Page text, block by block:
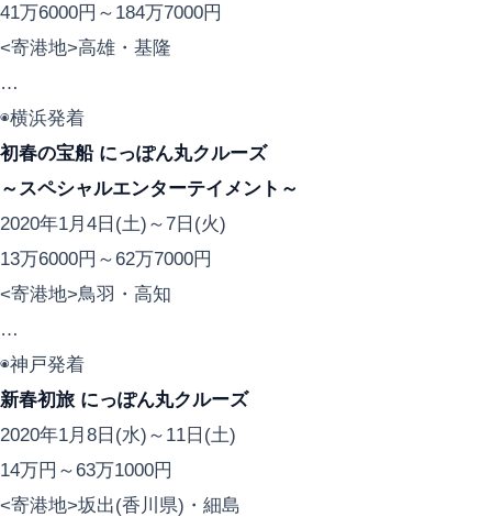
41万6000円～184万7000円
<寄港地>高雄・基隆
…
◉横浜発着
初春の宝船 にっぽん丸クルーズ
～スペシャルエンターテイメント～
2020年1月4日(土)～7日(火)
13万6000円～62万7000円
<寄港地>鳥羽・高知
…
◉神戸発着
新春初旅 にっぽん丸クルーズ
2020年1月8日(水)～11日(土)
14万円～63万1000円
<寄港地>坂出(香川県)・細島